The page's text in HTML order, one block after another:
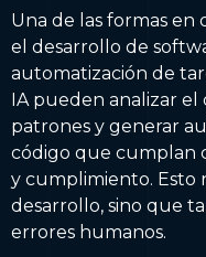
Una de las formas en
el desarrollo de
automatización de
IA pueden analizar
patrones y generar
código que cumplan
y cumplimiento. Esto
desarrollo, sino que
errores humanos.